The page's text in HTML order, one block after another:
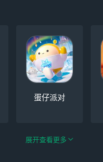
蛋仔派对
展开查看更多